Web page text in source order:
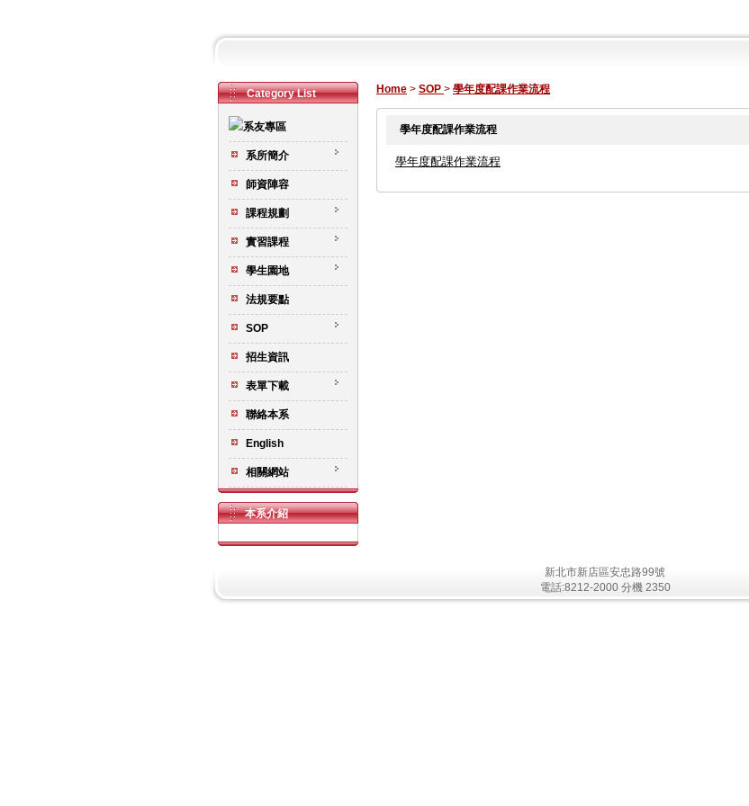
Category List
系所簡介
師資陣容
課程規劃
實習課程
學生園地
法規要點
SOP
招生資訊
表單下載
聯絡本系
English
相關網站
本系介紹
Home > SOP > 學年度配課作業流程
學年度配課作業流程
學年度配課作業流程
新北市新店區安忠路99號
電話:8212-2000 分機 2350